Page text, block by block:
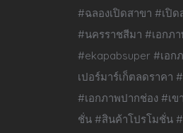
#ฉลองเปิดสาขา #เปิ
#นครราชสีมา #เอกภ
#ekapabsuper #เอก
เปอร์มาร์เก็ตลดราคา
#เอกภาพปากช่อง #เ
ชั่น #สินค้าโปรโมชั่น